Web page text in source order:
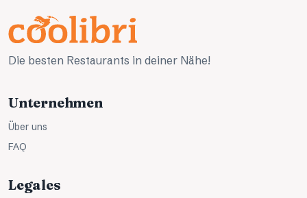
Die besten Restaurants in deiner Nähe!
Unternehmen
Über uns
FAQ
Legales